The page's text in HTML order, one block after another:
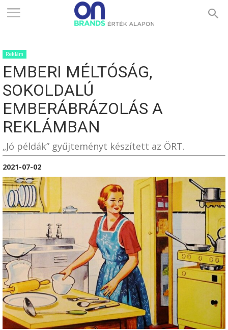
ONBRANDS
–
ÉRTÉK
ALAPON
Reklám
EMBERI MÉLTÓSÁG,
SOKOLDALÚ
EMBERÁBRÁZOLÁS A
REKLÁMBAN
„Jó példák” gyűjteményt készített az ÖRT.
2021-07-02